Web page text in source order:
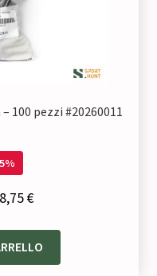
100 pezzi #20260011
€Il
attuale
è: